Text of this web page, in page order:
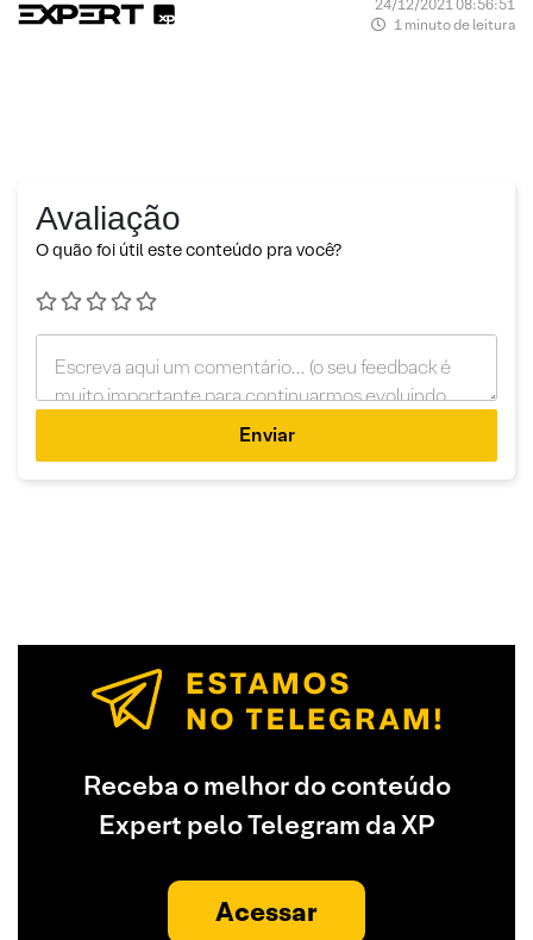
24/12/2021 08:56:51
1 minuto de leitura
Avaliação
O quão foi útil este conteúdo pra você?
Enviar
Receba o melhor do conteúdo
Expert pelo Telegram da XP
Acessar